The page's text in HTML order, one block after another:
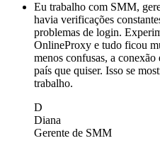
Eu trabalho com SMM,
havia verificações
problemas de login.
OnlineProxy e tudo ficou
menos confusas, a
país que quiser. Isso se
trabalho.
D
Diana
Gerente de SMM